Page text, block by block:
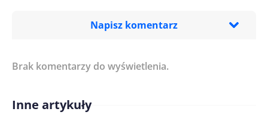
Napisz komentarz
Treść komentarza*
Imię/ Nick*
Brak komentarzy do wyświetlenia.
Inne artykuły